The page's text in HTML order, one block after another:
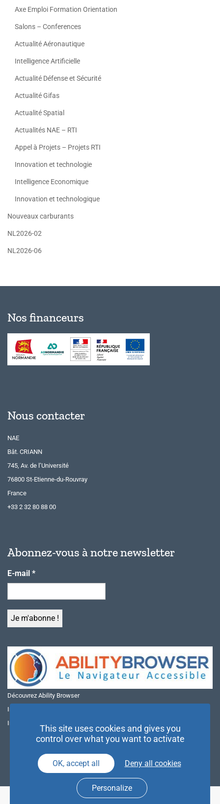
Axe Emploi Formation Orientation
Salons – Conferences
Actualité Aéronautique
Intelligence Artificielle
Actualité Défense et Sécurité
Actualité Gifas
Actualité Spatial
Actualités NAE – RTI
Appel à Projets – Projets RTI
Innovation et technologie
Intelligence Economique
Innovation et technologique
Nouveaux carburants
NL2026-02
NL2026-06
Nos financeurs
Nous contacter
NAE
Bât. CRIANN
745, Av. de l’Université
76800 St-Etienne-du-Rouvray
France
+33 2 32 80 88 00
Abonnez-vous à notre newsletter
E-mail *
Découvrez Ability Browser
Installer Ability Browser sur Windows
Installer Ability Browser sur Mac
Mentions légales|Politique de confidentialité
This site uses cookies and gives you
control over what you want to activate
OK, accept all Deny all cookies
Personalize